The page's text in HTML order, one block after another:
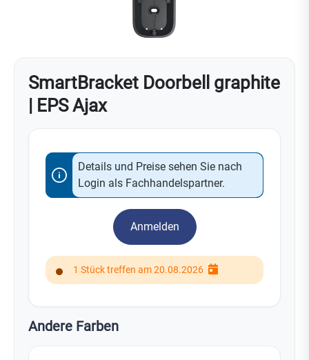
SmartBracket Doorbell graphite
| EPS Ajax
Details und Preise sehen Sie nach
Login als Fachhandelspartner.
Anmelden
1 Stück treffen am 20.08.2026
Andere Farben